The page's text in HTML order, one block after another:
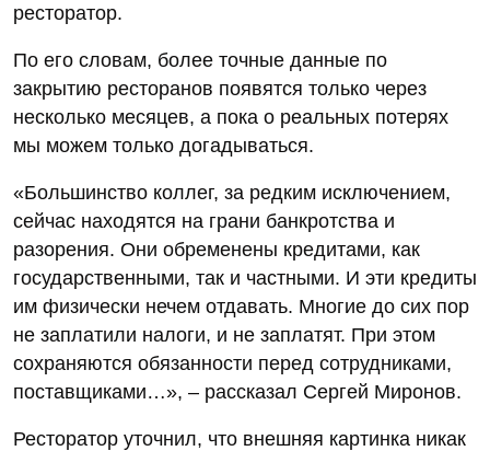
ресторатор.
По его словам, более точные данные по
закрытию ресторанов появятся только через
несколько месяцев, а пока о реальных потерях
мы можем только догадываться.
«Большинство коллег, за редким исключением,
сейчас находятся на грани банкротства и
разорения. Они обременены кредитами, как
государственными, так и частными. И эти кредиты
им физически нечем отдавать. Многие до сих пор
не заплатили налоги, и не заплатят. При этом
сохраняются обязанности перед сотрудниками,
поставщиками…», – рассказал Сергей Миронов.
Ресторатор уточнил, что внешняя картинка никак